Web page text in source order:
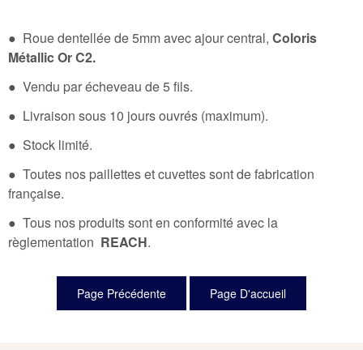
● Roue dentellée de 5mm avec ajour central, Coloris
Métallic Or C2.
● Vendu par écheveau de 5 fils.
● Livraison sous 10 jours ouvrés (maximum).
● Stock limité.
● Toutes nos paillettes et cuvettes sont de fabrication
française.
● Tous nos produits sont en conformité avec la
règlementation REACH.